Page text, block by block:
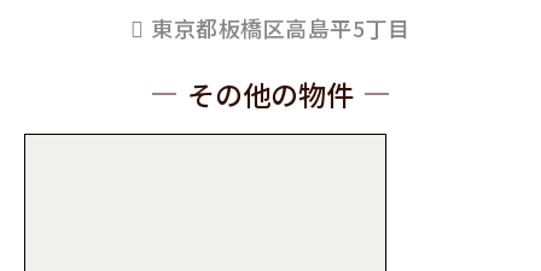
東京都板橋区高島平5丁目
その他の物件